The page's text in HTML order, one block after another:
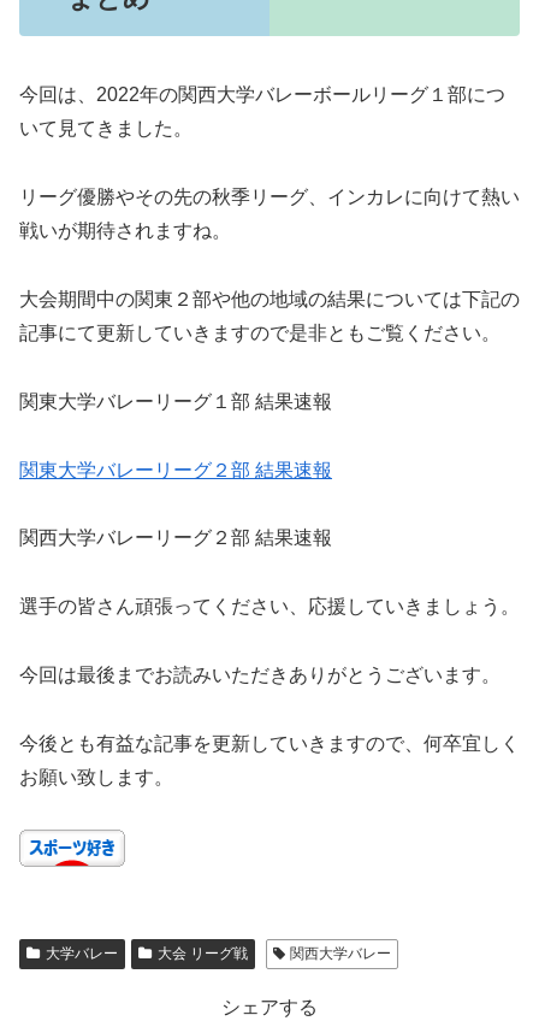
今回は、2022年の関西大学バレーボールリーグ１部につ
いて見てきました。
リーグ優勝やその先の秋季リーグ、インカレに向けて熱い
戦いが期待されますね。
大会期間中の関東２部や他の地域の結果については下記の
記事にて更新していきますので是非ともご覧ください。
関東大学バレーリーグ１部 結果速報
関東大学バレーリーグ２部 結果速報
関西大学バレーリーグ２部 結果速報
選手の皆さん頑張ってください、応援していきましょう。
今回は最後までお読みいただきありがとうございます。
今後とも有益な記事を更新していきますので、何卒宜しく
お願い致します。
大学バレー 大会 リーグ戦 関西大学バレー
シェアする